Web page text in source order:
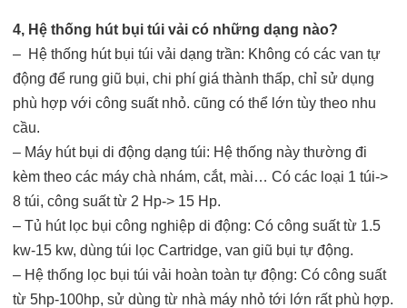
4, Hệ thống hút bụi túi vải có những dạng nào?
– Hệ thống hút bụi túi vải dạng trần: Không có các van tự
động để rung giũ bụi, chi phí giá thành thấp, chỉ sử dụng
phù hợp với công suất nhỏ. cũng có thể lớn tùy theo nhu
cầu.
– Máy hút bụi di động dạng túi: Hệ thống này thường đi
kèm theo các máy chà nhám, cắt, mài… Có các loại 1 túi->
8 túi, công suất từ 2 Hp-> 15 Hp.
– Tủ hút lọc bụi công nghiệp di động: Có công suất từ 1.5
kw-15 kw, dùng túi lọc Cartridge, van giũ bụi tự động.
– Hệ thống lọc bụi túi vải hoàn toàn tự động: Có công suất
từ 5hp-100hp, sử dùng từ nhà máy nhỏ tới lớn rất phù hợp.